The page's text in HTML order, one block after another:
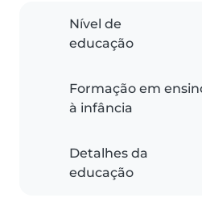
Nível de
educação
Formação em
à infância
Detalhes da
educação